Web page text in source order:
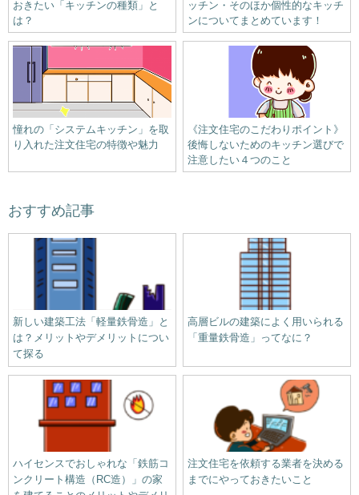
おきたい「キッチンの種類」と
は？
ッチン・そのほか個性的なキッチ
ンについてまとめています！
憧れの「システムキッチン」を取
り入れた注文住宅の特徴や魅力
《注文住宅のこだわりポイント》
後悔しないためのキッチン選びで
注意したい４つのこと
おすすめ記事
新しい建築工法「軽量鉄骨造」と
は？メリットやデメリットについ
て探る
高層ビルの建築によく用いられる
「重量鉄骨造」ってなに？
ハイセンスでおしゃれな「鉄筋コ
ンクリート構造（RC造）」の家
注文住宅を依頼する業者を決める
までにやっておきたいこと